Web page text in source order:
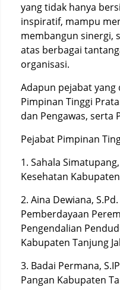
yang tidak hanya
inspiratif, mampu
membangun sinergi,
atas berbagai
organisasi.
Adapun pejabat
Pimpinan Tinggi
dan Pengawas, serta
Pejabat Pimpinan
1. Sahala
Kesehatan
2. Aina Dewiana,
Pemberdayaan
Pengendalian
Kabupaten Tanjung
3. Badai Permana,
Pangan Kabupaten